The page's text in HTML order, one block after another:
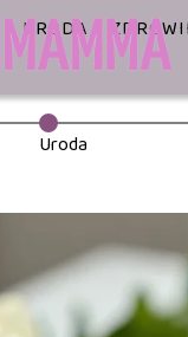
URODA
Uroda